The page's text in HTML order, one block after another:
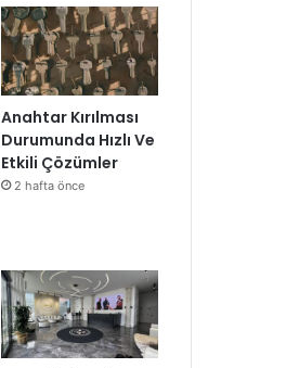
Anahtar Kırılması
Durumunda Hızlı Ve
Etkili Çözümler
2 hafta önce